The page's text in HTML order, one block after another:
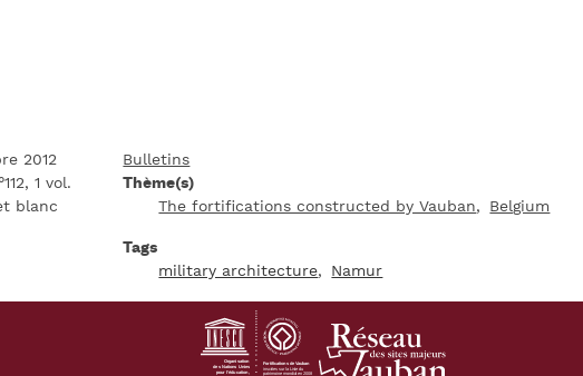
2012
1 vol.
blanc
Bulletins
Thème(s)
The fortifications constructed by Vauban
Belgium
Tags
military architecture
Namur